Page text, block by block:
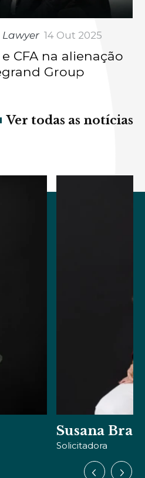
14 Out 2025
CFA na alienação
Group
Ver todas as notícias